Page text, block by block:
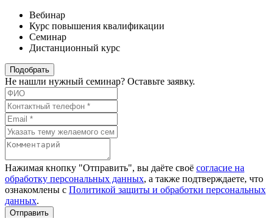
Вебинар
Курс повышения квалификации
Семинар
Дистанционный курс
Подобрать
Не нашли нужный семинар? Оставьте заявку.
Нажимая кнопку "Отправить", вы даёте своё согласие на
обработку персональных данных, а также подтверждаете, что
ознакомлены с Политикой защиты и обработки персональных
данных.
Отправить